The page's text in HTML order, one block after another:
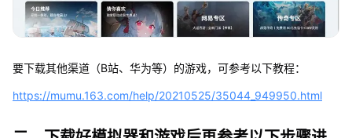
要下载其他渠道（B站、华为等）的游戏，可参考以下教程：
https://mumu.163.com/help/20210525/35044_949950.html